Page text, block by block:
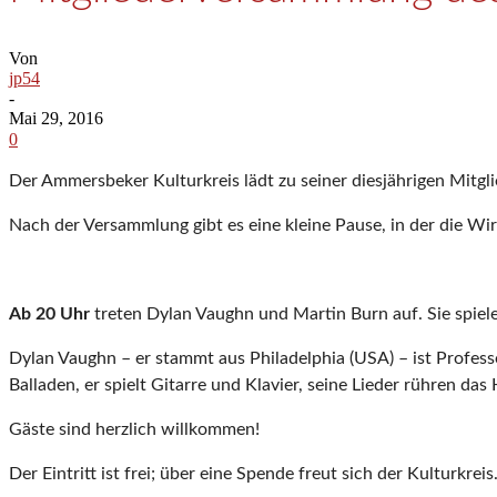
Von
jp54
-
Mai 29, 2016
0
Der Ammersbeker Kulturkreis lädt zu seiner diesjährigen
Nach der Versammlung gibt es eine kleine Pause, in der die
Ab 20 Uhr treten Dylan Vaughn und Martin Burn auf. Sie
Dylan Vaughn – er stammt aus Philadelphia (USA) – ist
Balladen, er spielt Gitarre und Klavier, seine Lieder rühren
Gäste sind herzlich willkommen!
Der Eintritt ist frei; über eine Spende freut sich der Kulturkreis.